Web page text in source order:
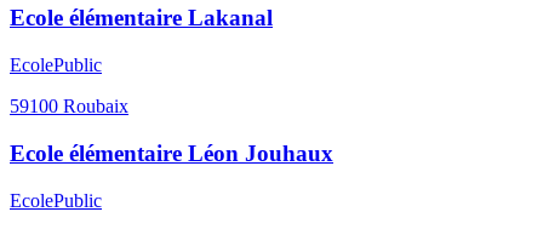
Ecole élémentaire Lakanal
EcolePublic
59100 Roubaix
Ecole élémentaire Léon Jouhaux
EcolePublic